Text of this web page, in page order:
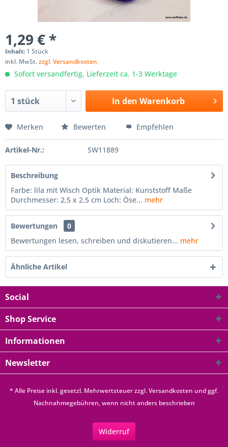
1,29 € *
Inhalt: 1 Stück
inkl. MwSt.zzgl. Versandkosten
Sofort versandfertig, Lieferzeit ca. 1-3 Werktage
In den Warenkorb
Merken Bewerten Empfehlen
Artikel-Nr.: SW11889
Beschreibung
Farbe: lila mit Wisch Optik Material: Kunststoff Maße
Durchmesser: 2,5 x 2,5 cm Loch: Öse... mehr
Bewertungen
0
Bewertungen lesen, schreiben und diskutieren... mehr
Ähnliche Artikel
Social
Shop Service
Informationen
Newsletter
* Alle Preise inkl. gesetzl. Mehrwertsteuer zzgl.Versandkosten und ggf.
Nachnahmegebühren, wenn nicht anders beschrieben
Widerruf